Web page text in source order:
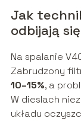
Jak
odbijają
Na spalanie
Zabrudzony
10–15%, a
W dieslach
układu